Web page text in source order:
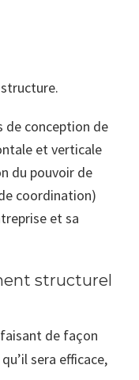
de conception de
et verticale
du pouvoir de
coordination)
et sa
structurel
de façon
sera efficace,